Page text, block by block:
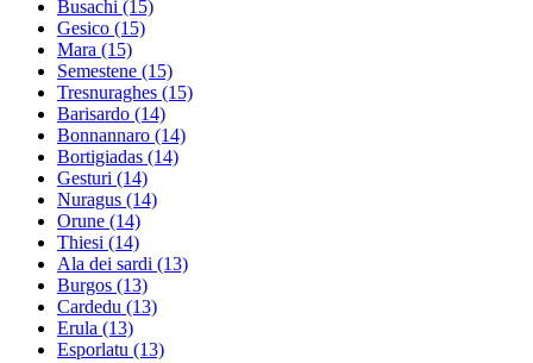
Busachi (15)
Gesico (15)
Mara (15)
Semestene (15)
Tresnuraghes (15)
Barisardo (14)
Bonnannaro (14)
Bortigiadas (14)
Gesturi (14)
Nuragus (14)
Orune (14)
Thiesi (14)
Ala dei sardi (13)
Burgos (13)
Cardedu (13)
Erula (13)
Esporlatu (13)